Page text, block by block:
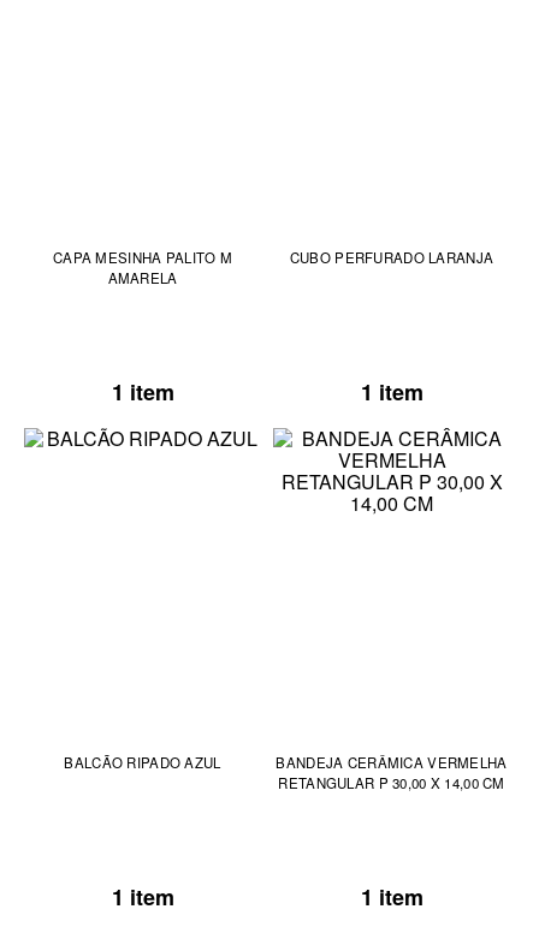
CAPA MESINHA PALITO M
AMARELA
1 item
CUBO PERFURADO LARANJA
1 item
BALCÃO RIPADO AZUL
1 item
BANDEJA CERÂMICA VERMELHA
RETANGULAR P 30,00 X 14,00 CM
1 item